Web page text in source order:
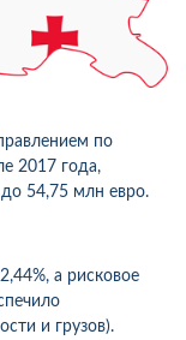
по
2017 года,
54,75 млн евро.
а рисковое
и грузов).